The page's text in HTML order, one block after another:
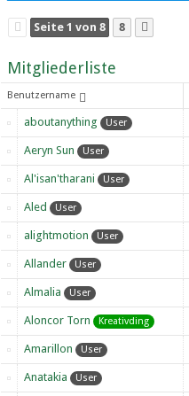
Seite 1 von 8 8
Mitgliederliste
Benutzername
aboutanything User
Aeryn Sun User
Al'isan'tharani User
Aled User
alightmotion User
Allander User
Almalia User
Aloncor Torn Kreativding
Amarillon User
Anatakia User